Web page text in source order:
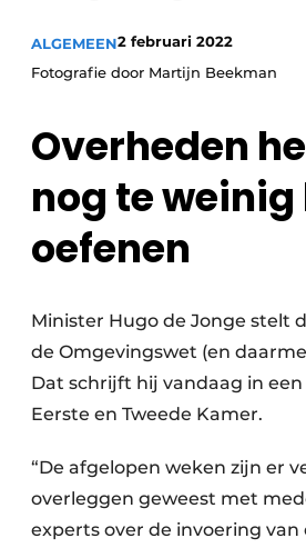
Vacature aanmelden
ALGEMEEN2 februari 2022
Fotografie door Martijn Beekman
Overheden
nog te
oefenen
Minister Hugo de Jonge stelt
de Omgevingswet (en
Dat schrijft hij vandaag in
Eerste en Tweede Kamer.
“De afgelopen weken zijn er
overleggen geweest met
experts over de invoering van